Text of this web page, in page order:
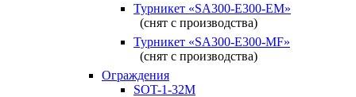
Турникет «SA300-Е300-EM»
(снят с производства)
Турникет «SA300-Е300-MF»
(снят с производства)
Ограждения
SOT-1-32М